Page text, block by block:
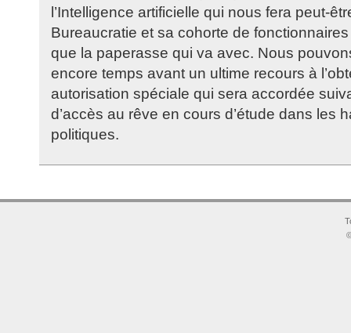
l’Intelligence artificielle qui nous fera peut-
Bureaucratie et sa cohorte de
que la paperasse qui va avec. Nous
encore temps avant un ultime recours à
autorisation spéciale qui sera accordée
d’accès au rêve en cours d’étude dans les
politiques.